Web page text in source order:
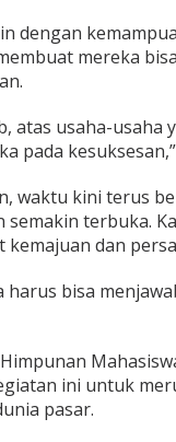
dengan
mereka
atas usaha-
pada
waktu kini terus
semakin terbuka.
dan
harus bisa
ini untuk
pasar.